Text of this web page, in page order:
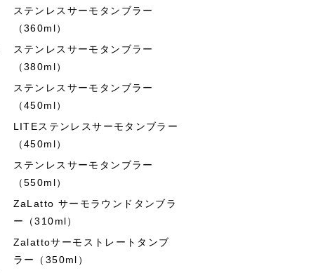
ステンレスサーモタンブラー
（360ml）
ステンレスサーモタンブラー
（380ml）
ステンレスサーモタンブラー
（450ml）
LITEステンレスサーモタンブラー
（450ml）
ステンレスサーモタンブラー
（550ml）
ZaLatto サーモラウンドタンブラ
ー（310ml）
Zalattoサーモストレートタンブ
ラー（350ml）